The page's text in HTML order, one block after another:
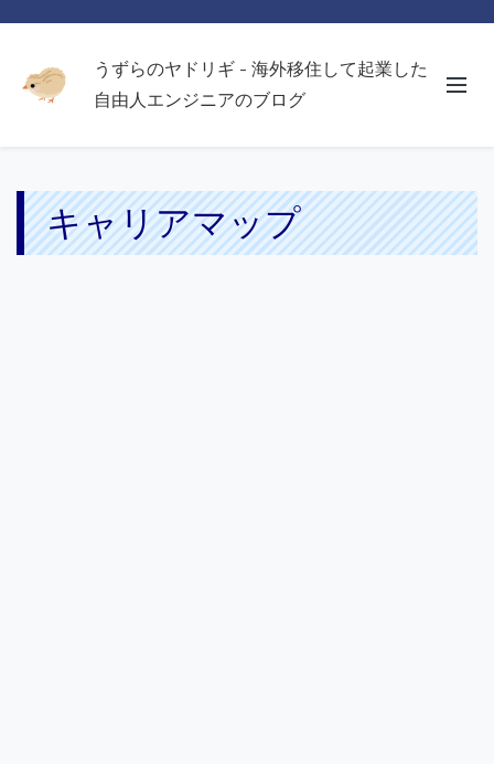
うずらのヤドリギ - 海外移住して起業した
自由人エンジニアのブログ
キャリアマップ